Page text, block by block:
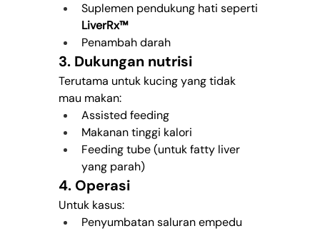
Suplemen pendukung hati seperti
LiverRx™
Penambah darah
3. Dukungan nutrisi
Terutama untuk kucing yang tidak
mau makan:
Assisted feeding
Makanan tinggi kalori
Feeding tube (untuk fatty liver
yang parah)
4. Operasi
Untuk kasus:
Penyumbatan saluran empedu